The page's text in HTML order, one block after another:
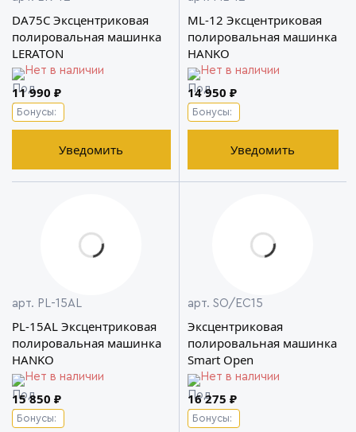
DA75C Эксцентриковая
полировальная машинка
LERATON
Нет в наличии
11 990 ₽
Бонусы:
Уведомить
ML-12 Эксцентриковая
полировальная машинка
HANKO
Нет в наличии
14 950 ₽
Бонусы:
Уведомить
арт. PL-15AL
PL-15AL Эксцентриковая
полировальная машинка
HANKO
Нет в наличии
15 850 ₽
Бонусы:
арт. SO/EC15
Эксцентриковая
полировальная машинка
Smart Open
Нет в наличии
16 275 ₽
Бонусы: